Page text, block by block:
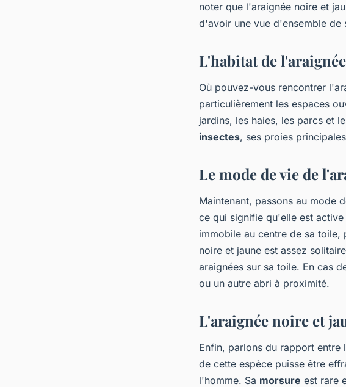
noter que l'araignée noire et
d'avoir une vue d'ensemble de
L'habitat de
Où pouvez-vous rencontrer
particulièrement les espaces
jardins, les haies, les parcs et
insectes, ses proies
Le mode de vie de
Maintenant, passons au mode
ce qui signifie qu'elle est
immobile au centre de sa
noire et jaune est assez
araignées sur sa toile. En cas
ou un autre abri à proximité.
L'araignée noire et
Enfin, parlons du rapport entre
de cette espèce puisse être
l'homme. Sa morsure est rare